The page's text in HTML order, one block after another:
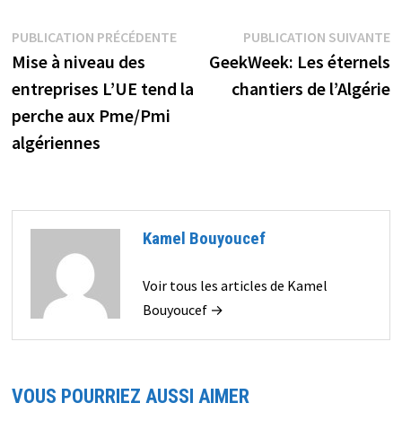
Navigation
de
l’article
PUBLICATION PRÉCÉDENTEPublication
précédente :
Mise à niveau des
entreprises L’UE tend la
perche aux Pme/Pmi
algériennes
PUBLICATION SUIVANTE
GeekWeek: Les éternels
chantiers de l’Algérie
Kamel Bouyoucef
Voir tous les articles de Kamel
Bouyoucef →
VOUS POURRIEZ AUSSI AIMER